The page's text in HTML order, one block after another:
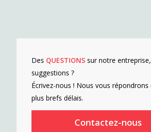
Des QUESTIONSsur notre
suggestions ?
Écrivez-nous ! Nous vous répondrons
plus brefs délais.
Contactez-nous